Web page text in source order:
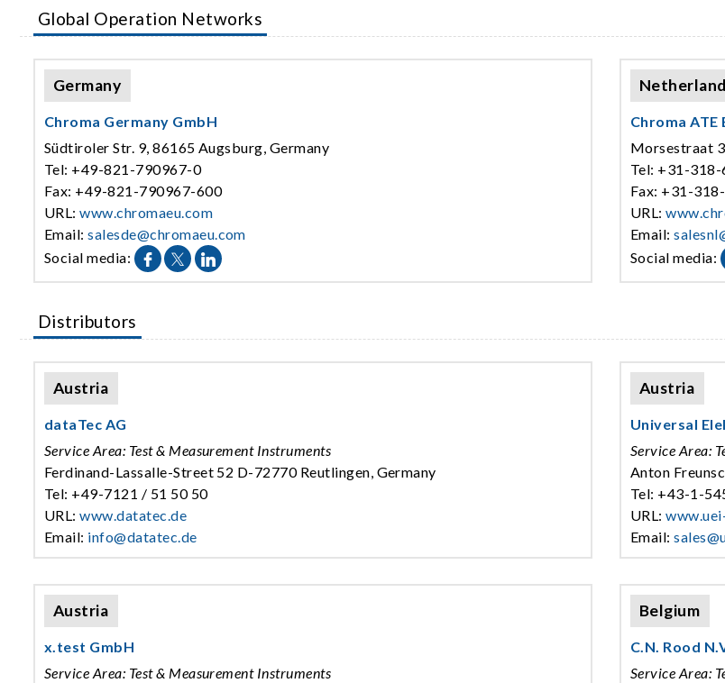
Global Operation Networks
Germany
Chroma Germany GmbH
Südtiroler Str. 9, 86165 Augsburg, Germany
Tel: +49-821-790967-0
Fax: +49-821-790967-600
URL:www.chromaeu.com
Email:salesde@chromaeu.com
Social media:
Chroma ATE
Morsestraat
Tel: +31-
Fax: +31-
URL:
Email:
Social media:
Distributors
Austria
dataTec AG
Service Area: Test & Measurement Instruments
Ferdinand-Lassalle-Street 52 D-72770 Reutlingen, Germany
Tel: +49-7121 / 51 50 50
URL:www.datatec.de
Email: info@datatec.de
Austria
Universal
Service Area:
Anton
Tel: +43-1-
URL:
Email:
Austria
x.test GmbH
Service Area: Test & Measurement Instruments
Belgium
C.N. Rood
Service Area: